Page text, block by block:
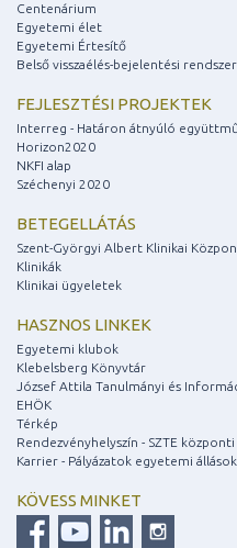
Centenárium
Egyetemi élet
Egyetemi Értesítő
Belső visszaélés-bejelentési rendszer
FEJLESZTÉSI PROJEKTEK
Interreg - Határon átnyúló
Horizon2020
NKFI alap
Széchenyi 2020
BETEGELLÁTÁS
Szent-Györgyi Albert Klinikai
Klinikák
Klinikai ügyeletek
HASZNOS LINKEK
Egyetemi klubok
Klebelsberg Könyvtár
József Attila Tanulmányi és
EHÖK
Térkép
Rendezvényhelyszín - SZTE
Karrier - Pályázatok egyetemi
KÖVESS MINKET